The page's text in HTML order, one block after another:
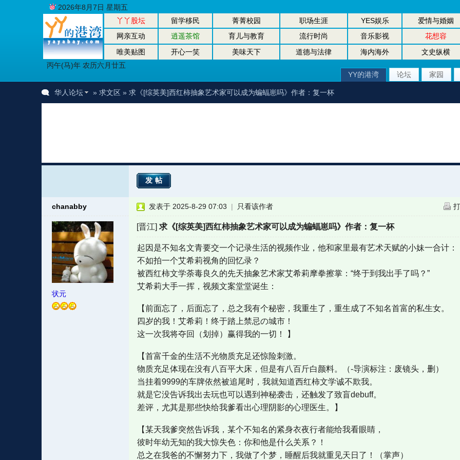
丫丫股坛 留学移民 菁菁校园 职场生涯 YES娱乐 爱情与婚姻
网亲互动
逍遥茶馆 育儿与教育 流行时尚 音乐影视 花想容
唯美贴图
开心一笑 美味天下 道德与法律 海内海外 文史纵横
丙午(马)年 农历六月廿五
2026年8月7日 星期五
YY的港湾 论坛 家园
华人论坛 » 求文区» 求《[综英美]西红柿抽象艺术家可以成为蝙蝠崽吗》作者：复一杯
发帖
chanabby
状元
发表于 2025-8-29 07:03 | 只看该作者
[晋江]求《[综英美]西红柿抽象艺术家可以成为蝙蝠崽吗》作者：复一杯
起因是不知名文青要交一个记录生活的视频作业，他和家里最有艺术天赋的小妹一合计：
不如拍一个艾希莉视角的回忆录？
被西红柿文学荼毒良久的先天抽象艺术家艾希莉摩拳擦掌：“终于到我出手了吗？”
艾希莉大手一挥，视频文案堂堂诞生：
【前面忘了，后面忘了，总之我有个秘密，我重生了，重生成了不知名首富的私生女。
四岁的我！艾希莉！终于踏上禁忌の城市！
这一次我将夺回（划掉）赢得我的一切！ 】
【首富千金的生活不光物质充足还惊险刺激。
物质充足体现在没有八百平大床，但是有八百斤白颜料。（-导演标注：废镜头，删）
当挂着9999的车牌依然被追尾时，我就知道西红柿文学诚不欺我。
就是它没告诉我出去玩也可以遇到神秘袭击，还触发了致盲debuff。
差评，尤其是那些快给我爹看出心理阴影的心理医生。】
【某天我爹突然告诉我，某个不知名的紧身衣夜行者能给我看眼睛，
彼时年幼无知的我大惊失色：你和他是什么关系？！
总之在我爸的不懈努力下，我做了个梦，睡醒后我就重见天日了！（掌声）